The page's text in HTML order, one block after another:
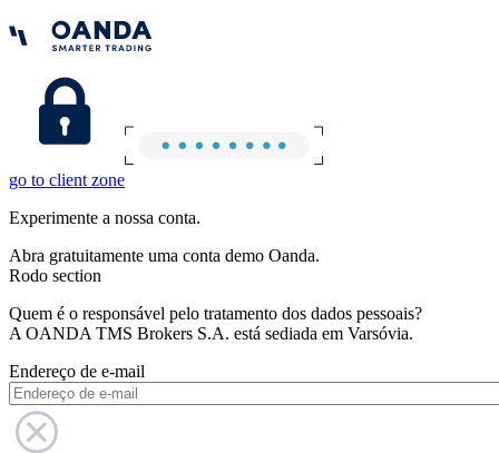
go to client zone
Experimente a nossa conta.
Abra gratuitamente uma conta demo Oanda.
Rodo section
Quem é o responsável pelo tratamento dos dados pessoais?
A OANDA TMS Brokers S.A. está sediada em Varsóvia.
Endereço de e-mail